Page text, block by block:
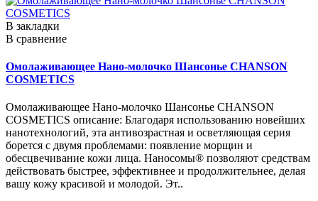
В закладки
В сравнение
Омолаживающее Нано-молочко Шансонье CHANSON
COSMETICS
Омолаживающее Нано-молочко Шансонье CHANSON
COSMETICS описание: Благодаря использованию новейших
нанотехнологий, эта антивозрастная и осветляющая серия
борется с двумя проблемами: появление морщин и
обесцвечивание кожи лица. Наносомы® позволяют средствам
действовать быстрее, эффективнее и продолжительнее, делая
вашу кожу красивой и молодой. Эт..